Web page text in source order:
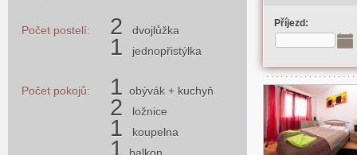
Příjezd:
Počet postelí: 2 dvojlůžka
1 jednopřistýlka
Počet pokojů: 1 obývák + kuchyň
2 ložnice
1 koupelna
1